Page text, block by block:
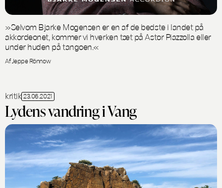
»Selvom Bjarke Mogensen er en af de bedste i landet på
akkordeonet, kommer vi hverken tæt på Astor Piazzolla eller
under huden på tangoen.«
Af Jeppe Rönnow
kritik 23.06.2021
Lydens vandring i Vang